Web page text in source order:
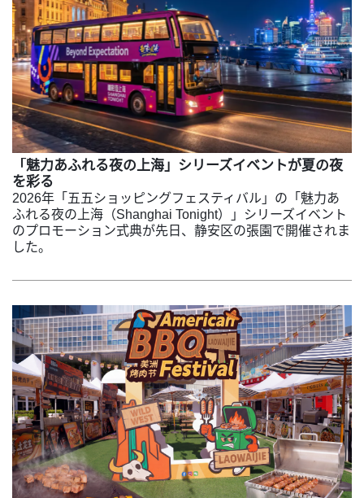
「魅力あふれる夜の上海」シリーズイベントが夏の夜
を彩る
2026年「五五ショッピングフェスティバル」の「魅力あ
ふれる夜の上海（Shanghai Tonight）」シリーズイベント
のプロモーション式典が先日、静安区の張園で開催されま
した。